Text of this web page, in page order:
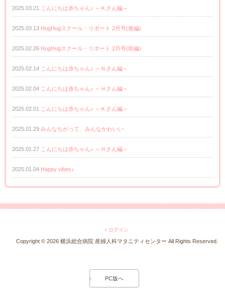
2025.03.21 こんにちは赤ちゃん♪ ～Ｋさん編～
2025.03.13 HugHugスクール・リポート 2月号(後編)
2025.02.26 HugHugスクール・リポート 2月号(前編)
2025.02.14 こんにちは赤ちゃん♪ ～Ｎさん編～
2025.02.04 こんにちは赤ちゃん♪ ～Ｈさん編～
2025.02.01 こんにちは赤ちゃん♪ ～Ｋさん編～
2025.01.29 みんなちがって、みんなかわいい
2025.01.27 こんにちは赤ちゃん♪ ～Ｈさん編～
2025.01.04 Happy vibes♪
ログイン
Copyright © 2026 横浜総合病院 産婦人科マタニティセンター All Rights Reserved.
PC版へ